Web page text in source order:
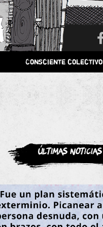
Consciente colectivo
Últimas noticias